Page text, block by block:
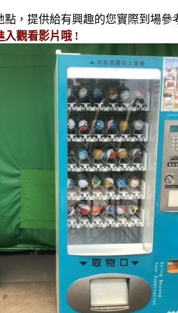
點，提供給有興趣的您實際到場參
入觀看影片哦 !